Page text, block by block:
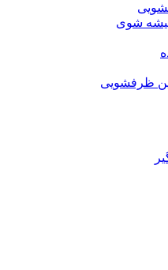
شوی
ظرفشویی